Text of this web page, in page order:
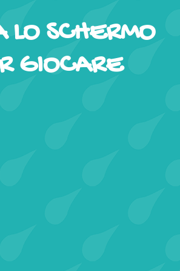
LO SCHERMO
GIOCARE